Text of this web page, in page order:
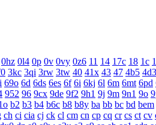
0hz 0l4 0p 0v 0vy 0z6 11 14 17c 18 1c
3kc 3qi 3rw 3tw 40 41x 43 47 4b5 4d3
69o 6d 6ds 6es 6f 6i 6kj 6l 6m 6mt 6pd
952 96 9cx 9de 9f2 9h1 9j 9m 9n1 9o
b2 b3 b4 b6c b8 b8y ba bb bc bd bem
ch ci cia cj ck cl cm cn cp cq cr cs ct cv